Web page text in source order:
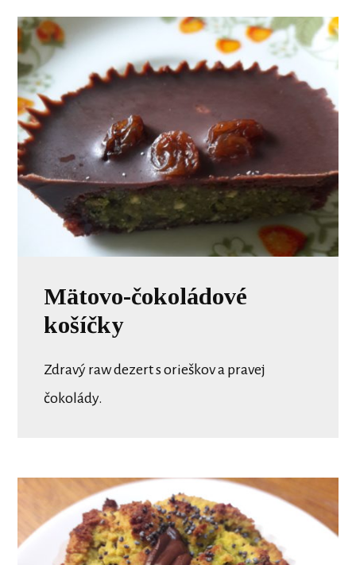
Mätovo-čokoládové
košíčky
Zdravý raw dezert s orieškov a pravej
čokolády.